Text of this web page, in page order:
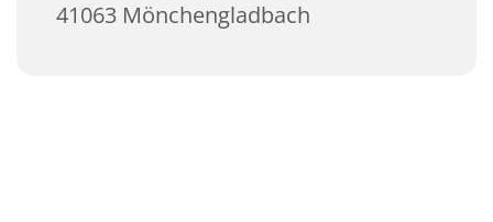
41063 Mönchengladbach